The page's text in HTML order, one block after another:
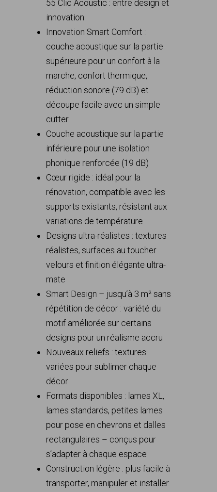
55 Clic Acoustic : entre design et
innovation
Innovation Smart Comfort :
couche acoustique sur la partie
supérieure pour un confort à la
marche, confort thermique,
réduction sonore (79 dB) et
découpe facile avec un simple
cutter
Couche acoustique sur la partie
inférieure pour une isolation
phonique renforcée (19 dB)
Cœur rigide : idéal pour la
rénovation, compatible avec les
supports existants, résistant aux
variations de température
Designs ultra-réalistes : textures
réalistes, surfaces au toucher
velours et finition élégante ultra-
mate
Smart Design – jusqu’à 3 m² sans
répétition de décor : variété du
motif améliorée sur certains
designs pour un réalisme accru
Nouveaux reliefs : textures
variées pour sublimer chaque
décor
Formats disponibles : lames XL,
lames standards, petites lames
pour pose en chevrons et dalles
rectangulaires – conçus pour
s’adapter à chaque espace
Construction légère : plus facile à
transporter, manipuler et installer